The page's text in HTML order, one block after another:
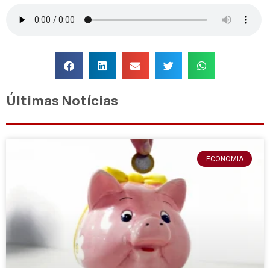
Últimas Notícias
ECONOMIA